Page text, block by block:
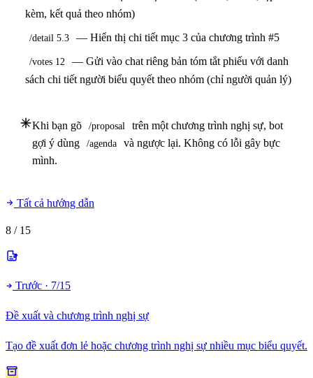
kèm, kết quả theo nhóm)
/detail 5.3 — Hiển thị chi tiết mục 3 của chương trình #5
/votes 12
— Gửi vào chat riêng bản tóm tắt phiếu với danh
sách chi tiết người biểu quyết theo nhóm (chỉ người quản lý)
Khi bạn gõ /proposal
trên một chương trình nghị sự, bot
gợi ý dùng
/agenda
và ngược lại. Không có lỗi gây bực
mình.
Tất cả hướng dẫn
8 / 15
Trước · 7/15
Đề xuất và chương trình nghị sự
Tạo đề xuất đơn lẻ hoặc chương trình nghị sự nhiều mục biểu quyết.